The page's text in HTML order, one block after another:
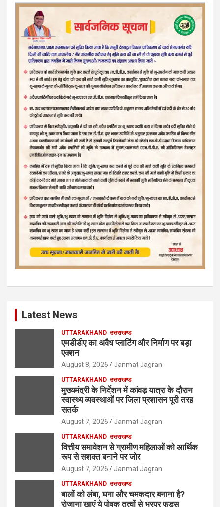
Latest News
UTTARAKHAND उत्तराखण्ड
एमडीडीए का अवैध प्लाटिंग और निर्माण पर बड़ा
एक्शन
August 8, 2026 Janmat Jagran
UTTARAKHAND उत्तराखण्ड
मुख्यमंत्री के निर्देशन में कांवड़ यात्रा के दौरान
स्वास्थ्य व्यवस्थाओं पर जिला प्रशासन पूरी तरह
सतर्क
August 7, 2026 Janmat Jagran
UTTARAKHAND उत्तराखण्ड
वित्तीय समावेशन से ग्रामीण महिलाओं को आर्थिक
रूप से सशक्त बनाने पर जोर
August 7, 2026 Janmat Jagran
UTTARAKHAND उत्तराखण्ड
बालों को लंबा, घना और चमकदार बनाना है?
रोजाना खाएं ये पोषक तत्वों से भरपूर फूड्स